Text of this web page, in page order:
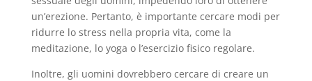
un’erezione. Pertanto, è importante cercare modi per
ridurre lo stress nella propria vita, come la
meditazione, lo yoga o l’esercizio fisico regolare.
Inoltre, gli uomini dovrebbero cercare di creare un